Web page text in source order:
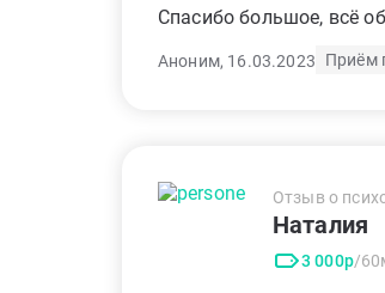
Спасибо большое, всё
Аноним, 16.03.2023 Приём
Отзыв о
Наталия
3 000р/